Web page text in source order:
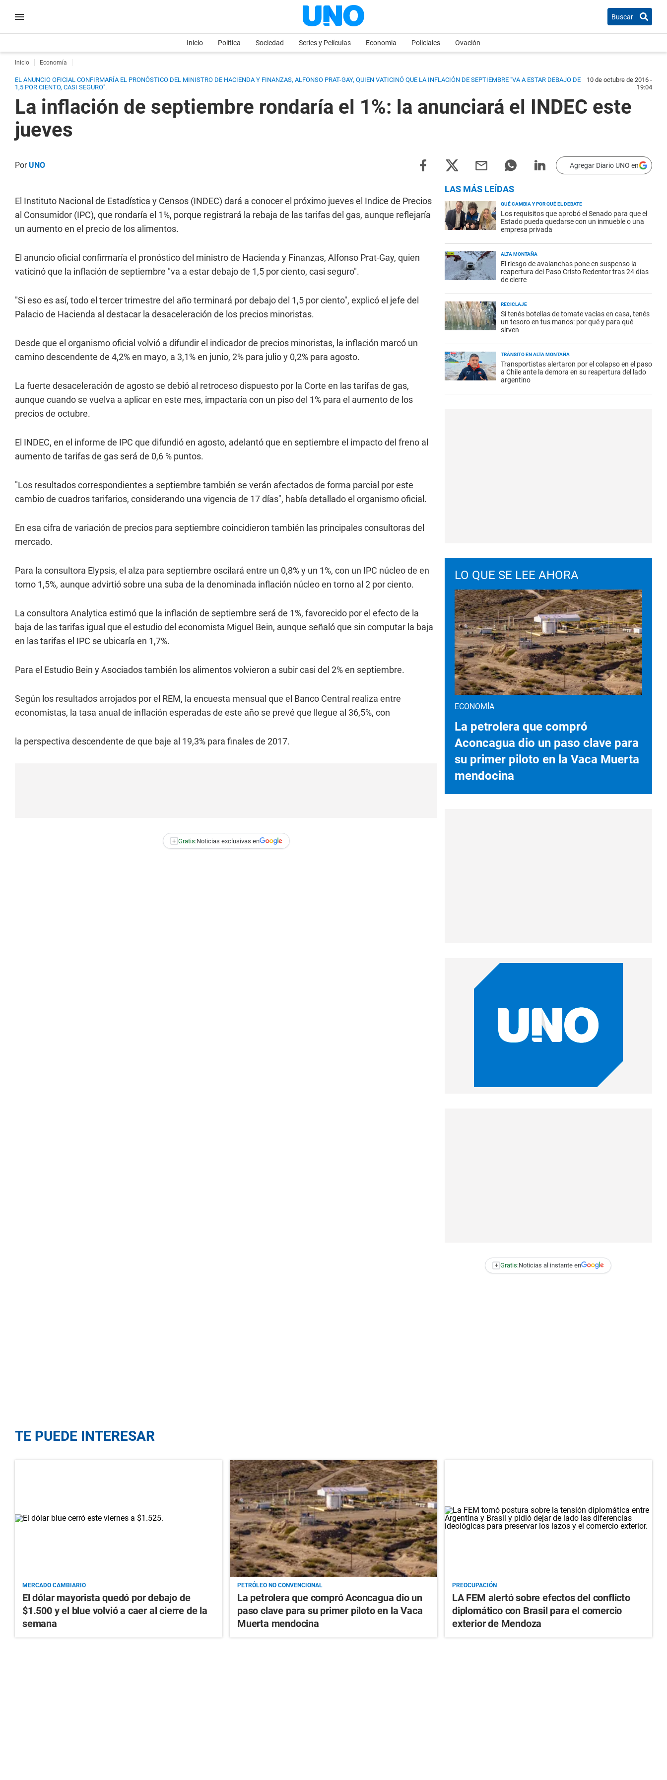
Buscar
Inicio Política Sociedad Series y Películas Economia Policiales Ovación
Inicio Economía
EL ANUNCIO OFICIAL CONFIRMARÍA EL PRONÓSTICO DEL MINISTRO DE HACIENDA Y FINANZAS, ALFONSO PRAT-GAY, QUIEN VATICINÓ QUE LA INFLACIÓN DE SEPTIEMBRE "VA A ESTAR DEBAJO DE
1,5 POR CIENTO, CASI SEGURO".
10 de octubre de 2016 -
19:04
La inflación de septiembre rondaría el 1%: la anunciará el INDEC este
jueves
PorUNO Agregar Diario UNO en
El Instituto Nacional de Estadística y Censos (INDEC) dará a conocer el próximo jueves el Indice de Precios
al Consumidor (IPC), que rondaría el 1%, porque registrará la rebaja de las tarifas del gas, aunque reflejaría
un aumento en el precio de los alimentos.
El anuncio oficial confirmaría el pronóstico del ministro de Hacienda y Finanzas, Alfonso Prat-Gay, quien
vaticinó que la inflación de septiembre "va a estar debajo de 1,5 por ciento, casi seguro".
"Si eso es así, todo el tercer trimestre del año terminará por debajo del 1,5 por ciento", explicó el jefe del
Palacio de Hacienda al destacar la desaceleración de los precios minoristas.
Desde que el organismo oficial volvió a difundir el indicador de precios minoristas, la inflación marcó un
camino descendente de 4,2% en mayo, a 3,1% en junio, 2% para julio y 0,2% para agosto.
La fuerte desaceleración de agosto se debió al retroceso dispuesto por la Corte en las tarifas de gas,
aunque cuando se vuelva a aplicar en este mes, impactaría con un piso del 1% para el aumento de los
precios de octubre.
El INDEC, en el informe de IPC que difundió en agosto, adelantó que en septiembre el impacto del freno al
aumento de tarifas de gas será de 0,6 % puntos.
"Los resultados correspondientes a septiembre también se verán afectados de forma parcial por este
cambio de cuadros tarifarios, considerando una vigencia de 17 días", había detallado el organismo oficial.
En esa cifra de variación de precios para septiembre coincidieron también las principales consultoras del
mercado.
Para la consultora Elypsis, el alza para septiembre oscilará entre un 0,8% y un 1%, con un IPC núcleo de en
torno 1,5%, aunque advirtió sobre una suba de la denominada inflación núcleo en torno al 2 por ciento.
La consultora Analytica estimó que la inflación de septiembre será de 1%, favorecido por el efecto de la
baja de las tarifas igual que el estudio del economista Miguel Bein, aunque señaló que sin computar la baja
en las tarifas el IPC se ubicaría en 1,7%.
Para el Estudio Bein y Asociados también los alimentos volvieron a subir casi del 2% en septiembre.
Según los resultados arrojados por el REM, la encuesta mensual que el Banco Central realiza entre
economistas, la tasa anual de inflación esperadas de este año se prevé que llegue al 36,5%, con
la perspectiva descendente de que baje al 19,3% para finales de 2017.
+ Gratis:Noticias exclusivas en
LAS MÁS LEÍDAS
QUÉ CAMBIA Y POR QUÉ EL DEBATE
Los requisitos que aprobó el Senado para que el
Estado pueda quedarse con un inmueble o una
empresa privada
ALTA MONTAÑA
El riesgo de avalanchas pone en suspenso la
reapertura del Paso Cristo Redentor tras 24 días
de cierre
RECICLAJE
Si tenés botellas de tomate vacías en casa, tenés
un tesoro en tus manos: por qué y para qué
sirven
TRÁNSITO EN ALTA MONTAÑA
Transportistas alertaron por el colapso en el paso
a Chile ante la demora en su reapertura del lado
argentino
LO QUE SE LEE AHORA
ECONOMÍA
La petrolera que compró
Aconcagua dio un paso clave para
su primer piloto en la Vaca Muerta
mendocina
+ Gratis:Noticias al instante en
TE PUEDE INTERESAR
MERCADO CAMBIARIO
El dólar mayorista quedó por debajo de
$1.500 y el blue volvió a caer al cierre de la
semana
PETRÓLEO NO CONVENCIONAL
La petrolera que compró Aconcagua dio un
paso clave para su primer piloto en la Vaca
Muerta mendocina
PREOCUPACIÓN
LA FEM alertó sobre efectos del conflicto
diplomático con Brasil para el comercio
exterior de Mendoza